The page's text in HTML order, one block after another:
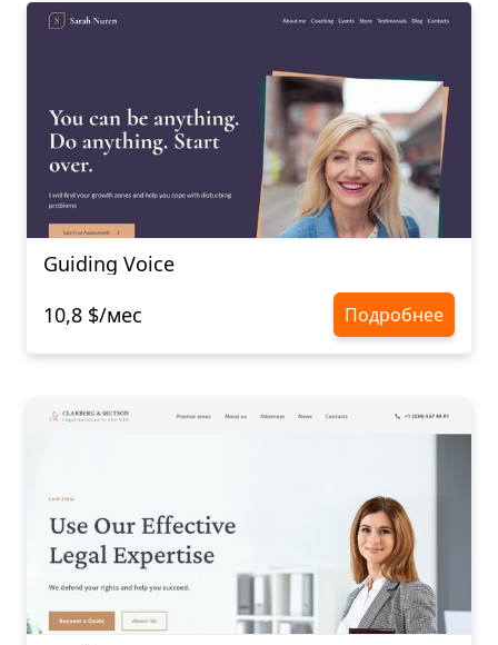
Guiding Voice
10,8 $/мес
Подробнее